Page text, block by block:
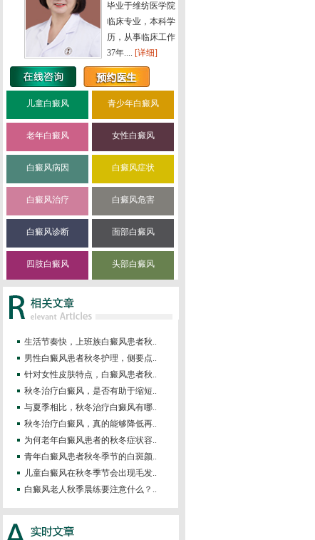
毕业于维纺医学院
临床专业，本科学
历，从事临床工作
37年.... [详细]
儿童白癜风 青少年白癜风
老年白癜风 女性白癜风
白癜风病因 白癜风症状
白癜风治疗 白癜风危害
白癜风诊断 面部白癜风
四肢白癜风 头部白癜风
生活节奏快，上班族白癜风患者秋..
男性白癜风患者秋冬护理，侧要点..
针对女性皮肤特点，白癜风患者秋..
秋冬治疗白癜风，是否有助于缩短..
与夏季相比，秋冬治疗白癜风有哪..
秋冬治疗白癜风，真的能够降低再..
为何老年白癜风患者的秋冬症状容..
青年白癜风患者秋冬季节的白斑颜..
儿童白癜风在秋冬季节会出现毛发..
白癜风老人秋季晨练要注意什么？..